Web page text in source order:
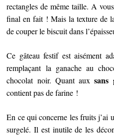
rectangles de même taille. A
final en fait ! Mais la texture de
de couper le biscuit dans
Ce gâteau festif est aisément
remplaçant la ganache au
chocolat noir. Quant auxsans
contient pas de farine !
En ce qui concerne les fruits j’ai
surgelé. Il est inutile de les